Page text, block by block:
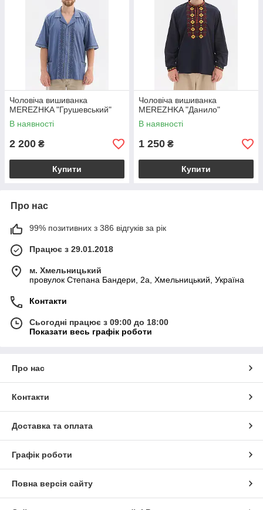
Чоловіча вишиванка
MEREZHKA "Грушевський"
В наявності
2 200 ₴
Купити
Чоловіча вишиванка
MEREZHKA "Данило"
В наявності
1 250 ₴
Купити
Про нас
99% позитивних з 386 відгуків за рік
Працює з 29.01.2018
м. Хмельницький
провулок Степана Бандери, 2a, Хмельницький, Україна
Контакти
Сьогодні працює з 09:00 до 18:00
Показати весь графік роботи
Про нас
Контакти
Доставка та оплата
Графік роботи
Повна версія сайту